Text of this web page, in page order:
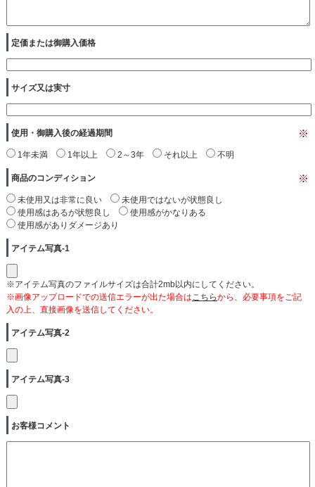
定価または御購入価格
サイズ又は実寸
使用・御購入後の経過期間 ※
1年未満 1年以上 2～3年 それ以上 不明
商品のコンディション ※
未使用又は非常に良い
未使用ではないが状態良し
使用感はあるが状態良し
使用感がかなりある
使用感がありダメージあり
アイテム写真-1
※アイテム写真のファイルサイズは合計2mb以内にしてください。
※画像アップロードでの送信エラーが出た場合は こちらから、必要事項をご記
入の上、直接画像を送信してください。
アイテム写真-2
アイテム写真-3
お客様コメント